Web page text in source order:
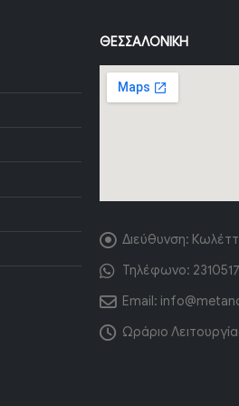
ΘΕΣΣΑΛΟΝΊΚΗ
Διεύθυνση:
Τηλέφωνο:
Email:
Ωράριο